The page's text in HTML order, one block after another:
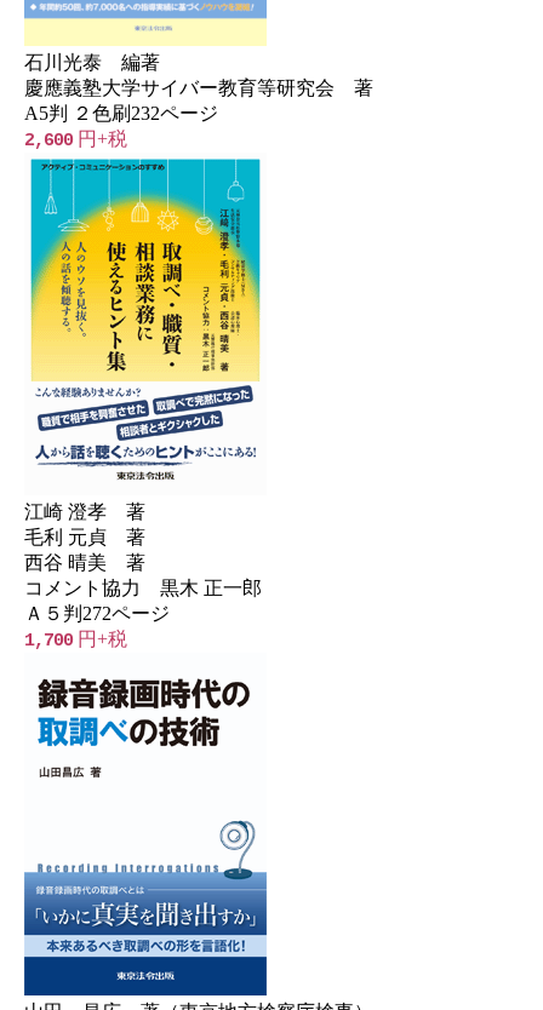
石川光泰 編著
慶應義塾大学サイバー教育等研究会 著
A5判 ２色刷232ページ
2,600 円+税
江崎 澄孝 著
毛利 元貞 著
西谷 晴美 著
コメント協力 黒木 正一郎
Ａ５判272ページ
1,700 円+税